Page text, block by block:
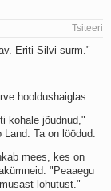
Tsiteeri
Eriti Silvi surm."
hooldushaiglas.
kohale jõudnud,"
Ta on löödud.
mees, kes on
"Peaaegu
lohutust."